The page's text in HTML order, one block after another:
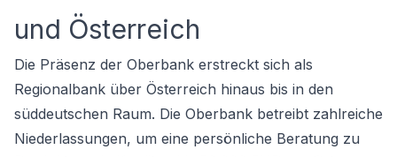
und Österreich
Die Präsenz der Oberbank erstreckt sich als
Regionalbank über Österreich hinaus bis in den
süddeutschen Raum. Die Oberbank betreibt zahlreiche
Niederlassungen, um eine persönliche Beratung zu